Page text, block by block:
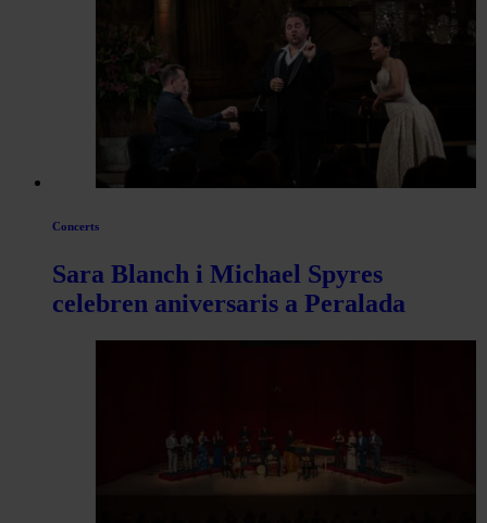
Concerts
Sara Blanch i Michael Spyres
celebren aniversaris a Peralada